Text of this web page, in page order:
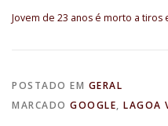
Jovem de 23 anos é morto a tiros
POSTADO EM GERAL
MARCADO GOOGLE, LAGOA